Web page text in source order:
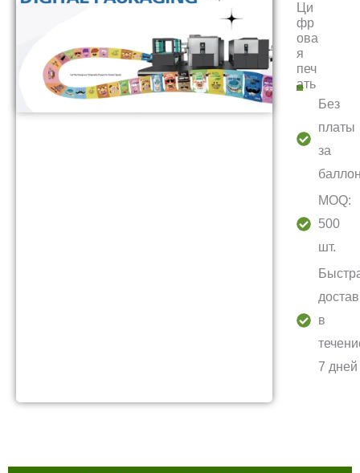
Ци
фр
ова
я
печ
ать
Без
платы
за
MOQ:
500
шт.
в
7 дней